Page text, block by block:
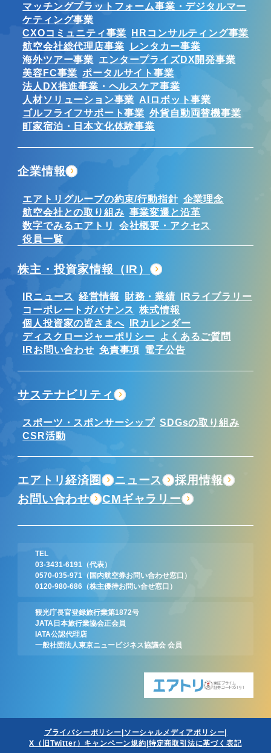
TEL
03-3431-6191
（代表）
0570-035-971
（国内航空券お問い合わせ窓口）
0120-980-686 （株主優待お問い合せ窓口）
観光庁長官登録旅行業第1872号
JATA日本旅行業協会正会員
IATA公認代理店
一般社団法人東京ニュービジネス協議会 会員
東証プライム
証券コード:6191
マッチングプラットフォーム事業・デジタルマー
ケティング事業
CXOコミュニティ事業 HRコンサルティング事業
航空会社総代理店事業
レンタカー事業
海外ツアー事業 エンタープライズDX開発事業
美容FC事業 ポータルサイト事業
法人DX推進事業・ヘルスケア事業
人材ソリューション事業 AIロボット事業
ゴルフライフサポート事業 外貨自動両替機事業
町家宿泊・日本文化体験事業
企業情報
エアトリグループの約束/行動指針 企業理念
航空会社との取り組み 事業変遷と沿革
数字でみるエアトリ
会社概要・アクセス
役員一覧
株主・投資家情報（IR）
IRニュース 経営情報 財務・業績
IRライブラリー
コーポレートガバナンス 株式情報
個人投資家の皆さまへ
IRカレンダー
ディスクロージャーポリシー
よくあるご質問
IRお問い合わせ 免責事項 電子公告
サステナビリティ
スポーツ・スポンサーシップ SDGsの取り組み
CSR活動
エアトリ経済圏 ニュース
採用情報
お問い合わせ
CMギャラリー
プライバシーポリシー ソーシャルメディアポリシー
X（旧Twitter）キャンペーン規約 特定商取引法に基づく表記